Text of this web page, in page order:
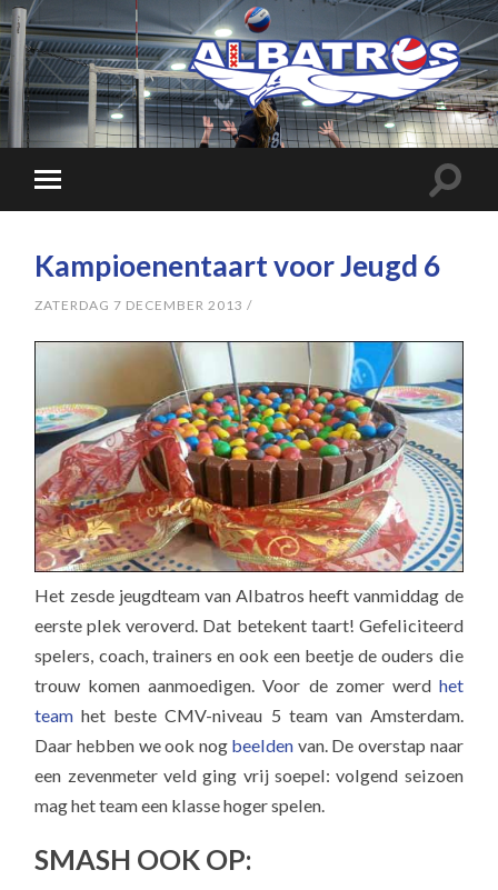
Kampioenentaart voor Jeugd 6
ZATERDAG 7 DECEMBER 2013 /
Het zesde jeugdteam van Albatros heeft vanmiddag de
eerste plek veroverd. Dat betekent taart! Gefeliciteerd
spelers, coach, trainers en ook een beetje de ouders die
trouw komen aanmoedigen. Voor de zomer werd het
team het beste CMV-niveau 5 team van Amsterdam.
Daar hebben we ook nog beelden van. De overstap naar
een zevenmeter veld ging vrij soepel: volgend seizoen
mag het team een klasse hoger spelen.
SMASH OOK OP: